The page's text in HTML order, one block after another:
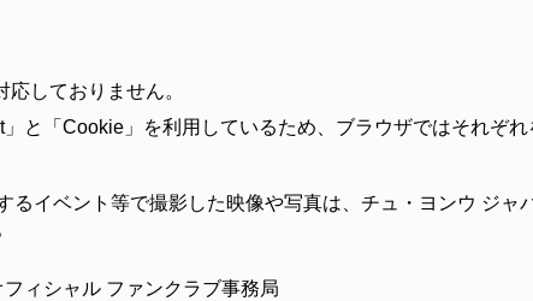
しておりません。
と「Cookie」を利用しているため、ブラウザではそれぞれ
るイベント等で撮影した映像や写真は、チュ・ヨンウ ジ
ィシャル ファンクラブ事務局